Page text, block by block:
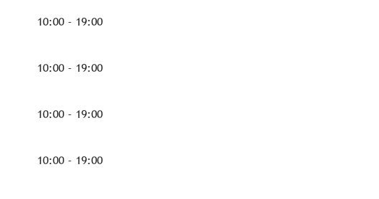
10:00 - 19:00
10:00 - 19:00
10:00 - 19:00
10:00 - 19:00